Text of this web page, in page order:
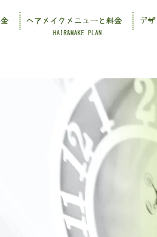
HAIR&MAKE PLAN
ヘアメイクメニューと料金 デ